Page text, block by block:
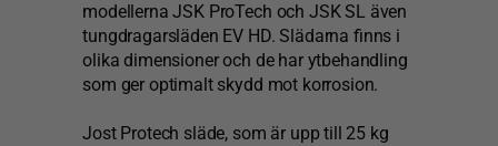
modellerna JSK ProTech och JSK SL även
tungdragarsläden EV HD. Slädarna finns i
olika dimensioner och de har ytbehandling
som ger optimalt skydd mot korrosion.
Jost Protech släde, som är upp till 25 kg